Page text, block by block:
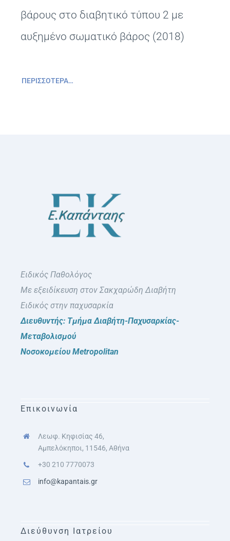
βάρους στο διαβητικό τύπου 2 με
αυξημένο σωματικό βάρος (2018)
ΠΕΡΙΣΣΌΤΕΡΑ…
Ειδικός Παθολόγος
Με εξειδίκευση στον Σακχαρώδη Διαβήτη
Ειδικός στην παχυσαρκία
Διευθυντής: Τμήμα Διαβήτη-Παχυσαρκίας-
Μεταβολισμού
Νοσοκομείου Metropolitan
Επικοινωνία
Λεωφ. Κηφισίας 46,
Αμπελόκηποι, 11546, Αθήνα
+30 210 7770073
info@kapantais.gr
Διεύθυνση Ιατρείου